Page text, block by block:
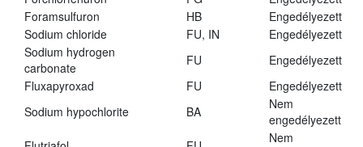
Foramsulfuron
HB
Engedélyezett
Sodium chloride
FU, IN
Engedélyezett
Sodium hydrogen
carbonate
FU
Engedélyezett
Fluxapyroxad
FU
Engedélyezett
Sodium hypochlorite
BA
Nem
engedélyezett
Nem